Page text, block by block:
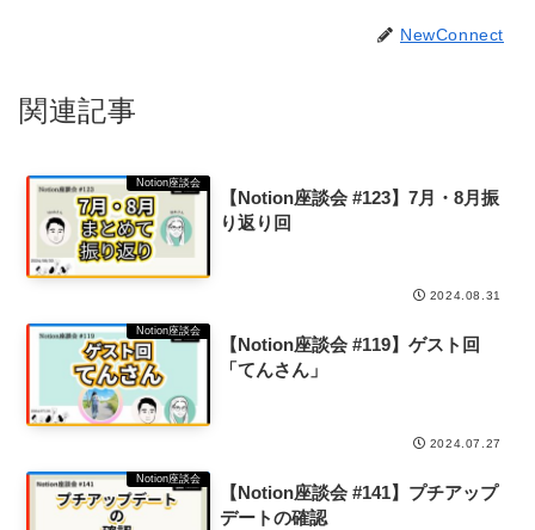
NewConnect
関連記事
Notion座談会
【Notion座談会 #123】7月・8月振
り返り回
2024.08.31
Notion座談会
【Notion座談会 #119】ゲスト回
「てんさん」
2024.07.27
Notion座談会
【Notion座談会 #141】プチアップ
デートの確認